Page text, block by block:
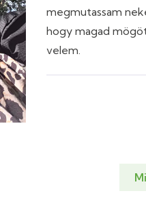
megmutassam
hogy magad
velem.